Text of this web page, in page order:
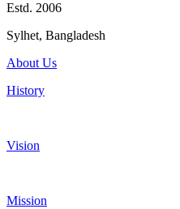
Estd. 2006
Sylhet, Bangladesh
About Us
History
Vision
Mission